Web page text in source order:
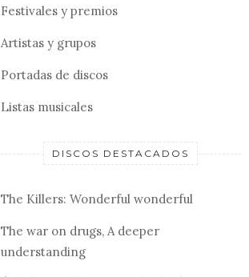
Festivales y premios
Artistas y grupos
Portadas de discos
Listas musicales
DISCOS DESTACADOS
The Killers: Wonderful wonderful
The war on drugs, A deeper
understanding